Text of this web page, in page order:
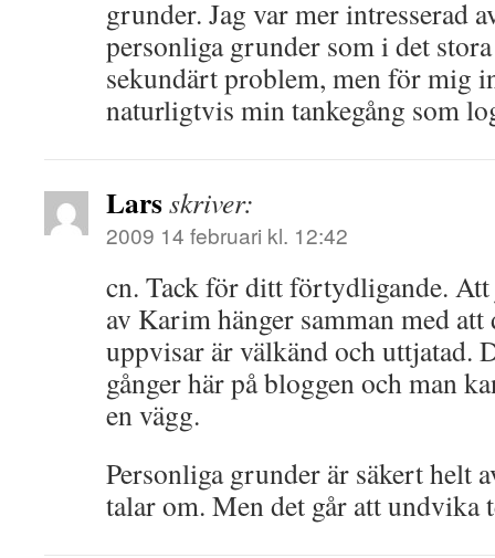
grunder. Jag var mer intresserad
personliga grunder som i det
sekundärt problem, men för mig
naturligtvis min tankegång som
Larsskriver:
2009 14 februari kl. 12:42
cn. Tack för ditt förtydligande.
av Karim hänger samman med
uppvisar är välkänd och uttjatad.
gånger här på bloggen och man
en vägg.
Personliga grunder är säkert helt
talar om. Men det går att undvika